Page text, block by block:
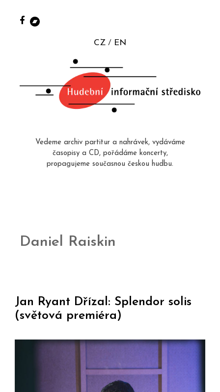
CZ EN
Vedeme archiv partitur a nahrávek, vydáváme
časopisy a CD, pořádáme koncerty,
propagujeme současnou českou hudbu.
Daniel Raiskin
Jan Ryant Dřízal: Splendor solis
(světová premiéra)